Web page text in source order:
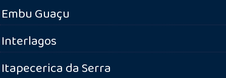
Embu Guaçu
Interlagos
Itapecerica da Serra